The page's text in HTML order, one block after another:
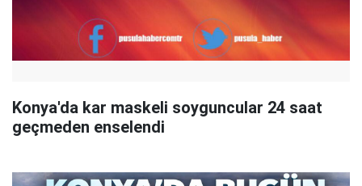
Konya'da kar maskeli soyguncular 24 saat
geçmeden enselendi